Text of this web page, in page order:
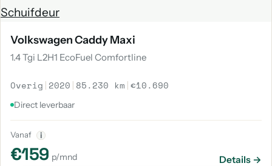
Volkswagen Caddy Maxi
1.4 Tgi L2H1 EcoFuel Comfortline
Overig | 2020 | 85.230 km |€10.690
Direct leverbaar
Vanaf i
€159 p/mnd Details →